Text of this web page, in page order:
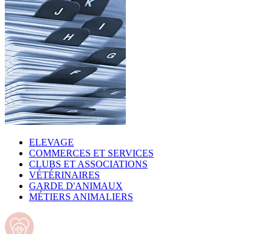
ELEVAGE
COMMERCES ET SERVICES
CLUBS ET ASSOCIATIONS
VÉTÉRINAIRES
GARDE D'ANIMAUX
MÉTIERS ANIMALIERS